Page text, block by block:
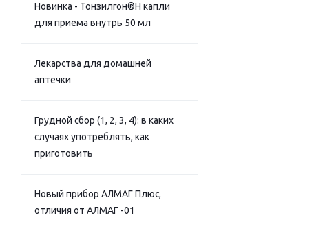
Новинка - Тонзилгон®Н капли
для приема внутрь 50 мл
Лекарства для домашней
аптечки
Грудной сбор (1, 2, 3, 4): в каких
случаях употреблять, как
приготовить
Новый прибор АЛМАГ Плюс,
отличия от АЛМАГ -01